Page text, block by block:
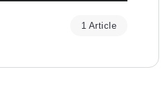
1 Article